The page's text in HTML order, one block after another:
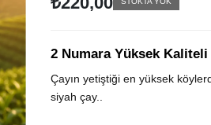
z
n
e
n
0
2 Numara Yüksek Kaliteli
Çayın yetiştiği en yüksek
siyah çay..